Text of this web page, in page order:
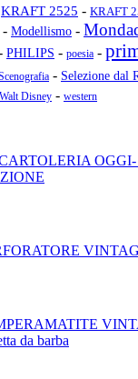
KRAFT 2525 - KRAFT
- Modellismo -
PHILIPS - poesia -
- Selezione dal
Walt Disney - western
OGGI-
da barba